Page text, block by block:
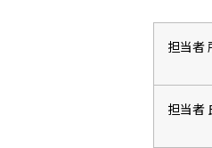
担当者
担当者